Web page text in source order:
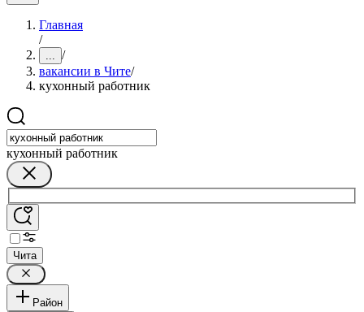
Главная
/
... /
вакансии в Чите/
кухонный работник
кухонный работник
Чита
Район